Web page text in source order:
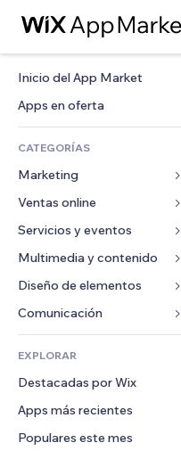
Inicio del App Market
Apps en oferta
CATEGORÍAS
Marketing
Anuncios
Móvil
Analíticas
Anuncios del sitio
Email
Ventas online
Apps para tiendas
Envíos y entregas
Botones de venta
Contabilidad
Cupones y fidelización
Almacenamiento de mercancía
Servicios y eventos
Hoteles
Eventos
Restaurantes
Inmobiliarias
Reservas
Multimedia y contenido
Galerías
Música
Pódcast
Fotografía
Video
PDF
Compartir archivos
Diseño de elementos
Mapas y navegación
Privacidad y seguridad
Reloj
Plantillas para páginas
Efectos de imágenes
Botones y menús
Formularios
Encuestas
Chat
Comentarios
EXPLORAR
Destacadas por Wix
Apps más recientes
Populares este mes